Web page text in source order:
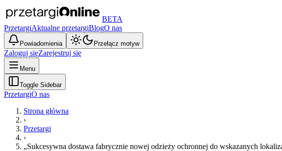
BETA
PrzetargiAktualne przetargiBlogO nas
Powiadomienia Przełącz motyw
Zaloguj sięZarejestruj się
Menu
Toggle Sidebar
PrzetargiO nas
Strona główna
›
Przetargi
›
„Sukcesywna dostawa fabrycznie nowej odzieży ochronnej do wskazanych